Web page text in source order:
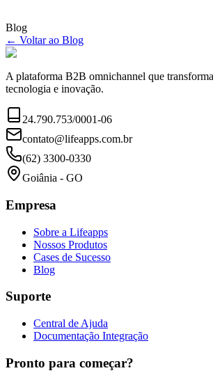
Blog
← Voltar ao Blog
A plataforma B2B omnichannel que
tecnologia e inovação.
24.790.753/0001-06
contato@lifeapps.com.br
(62) 3300-0330
Goiânia - GO
Empresa
Sobre a Lifeapps
Nossos Produtos
Cases de Sucesso
Blog
Suporte
Central de Ajuda
Documentação Integração
Pronto para começar?